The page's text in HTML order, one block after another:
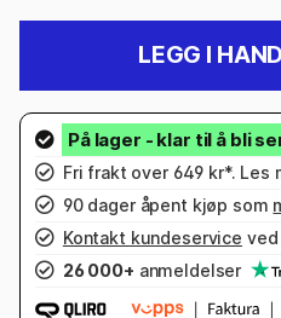
LEGG I
Fri frakt over 649 kr*. Les
90 dager åpent kjøp som
Kontakt kundeservice ved
26 000+ anmeldelser